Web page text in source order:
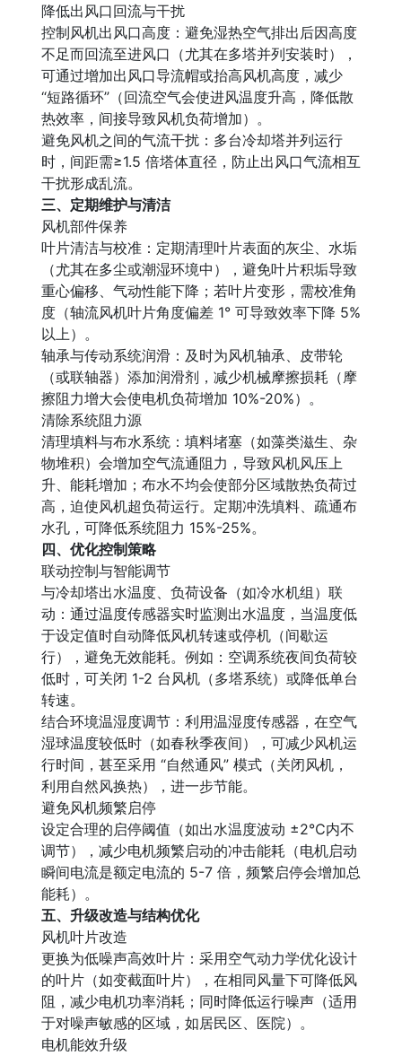
降低出风口回流与干扰
控制风机出风口高度：避免湿热空气排出后因高度
不足而回流至进风口（尤其在多塔并列安装时），
可通过增加出风口导流帽或抬高风机高度，减少
“短路循环”（回流空气会使进风温度升高，降低散
热效率，间接导致风机负荷增加）。
避免风机之间的气流干扰：多台冷却塔并列运行
时，间距需≥1.5 倍塔体直径，防止出风口气流相互
干扰形成乱流。
三、定期维护与清洁
风机部件保养
叶片清洁与校准：定期清理叶片表面的灰尘、水垢
（尤其在多尘或潮湿环境中），避免叶片积垢导致
重心偏移、气动性能下降；若叶片变形，需校准角
度（轴流风机叶片角度偏差 1° 可导致效率下降 5%
以上）。
轴承与传动系统润滑：及时为风机轴承、皮带轮
（或联轴器）添加润滑剂，减少机械摩擦损耗（摩
擦阻力增大会使电机负荷增加 10%-20%）。
清除系统阻力源
清理填料与布水系统：填料堵塞（如藻类滋生、杂
物堆积）会增加空气流通阻力，导致风机风压上
升、能耗增加；布水不均会使部分区域散热负荷过
高，迫使风机超负荷运行。定期冲洗填料、疏通布
水孔，可降低系统阻力 15%-25%。
四、优化控制策略
联动控制与智能调节
与冷却塔出水温度、负荷设备（如冷水机组）联
动：通过温度传感器实时监测出水温度，当温度低
于设定值时自动降低风机转速或停机（间歇运
行），避免无效能耗。例如：空调系统夜间负荷较
低时，可关闭 1-2 台风机（多塔系统）或降低单台
转速。
结合环境温湿度调节：利用温湿度传感器，在空气
湿球温度较低时（如春秋季夜间），可减少风机运
行时间，甚至采用 “自然通风” 模式（关闭风机，
利用自然风换热），进一步节能。
避免风机频繁启停
设定合理的启停阈值（如出水温度波动 ±2℃内不
调节），减少电机频繁启动的冲击能耗（电机启动
瞬间电流是额定电流的 5-7 倍，频繁启停会增加总
能耗）。
五、升级改造与结构优化
风机叶片改造
更换为低噪声高效叶片：采用空气动力学优化设计
的叶片（如变截面叶片），在相同风量下可降低风
阻，减少电机功率消耗；同时降低运行噪声（适用
于对噪声敏感的区域，如居民区、医院）。
电机能效升级